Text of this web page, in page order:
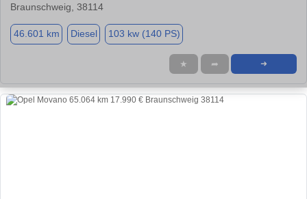
Braunschweig, 38114
46.601 km Diesel 103 kw (140 PS)
★ ➦ ➜